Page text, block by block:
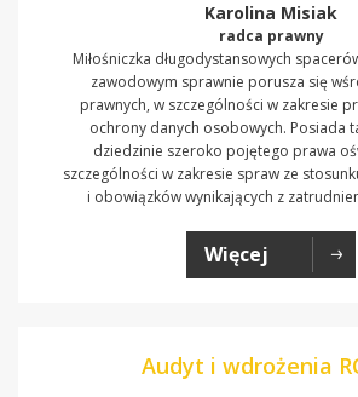
Karolina Misiak
radca prawny
Miłośniczka długodystansowych
zawodowym sprawnie porusza się
prawnych, w szczególności w zakresie
ochrony danych osobowych. Posiada
dziedzinie szeroko pojętego prawa
szczególności w zakresie spraw ze
i obowiązków wynikających z
Więcej
Audyt i wdrożenia